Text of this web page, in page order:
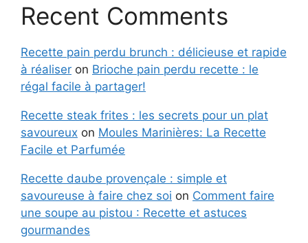
Recent Comments
Recette pain perdu brunch : délicieuse et rapide
à réaliser on Brioche pain perdu recette : le
régal facile à partager!
Recette steak frites : les secrets pour un plat
savoureux on Moules Marinières: La Recette
Facile et Parfumée
Recette daube provençale : simple et
savoureuse à faire chez soi on Comment faire
une soupe au pistou : Recette et astuces
gourmandes